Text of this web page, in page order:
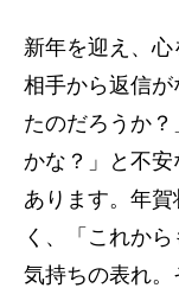
新年を迎え、心
相手から返信
たのだろうか
かな？」と不
あります。年
く、「これか
気持ちの表れ